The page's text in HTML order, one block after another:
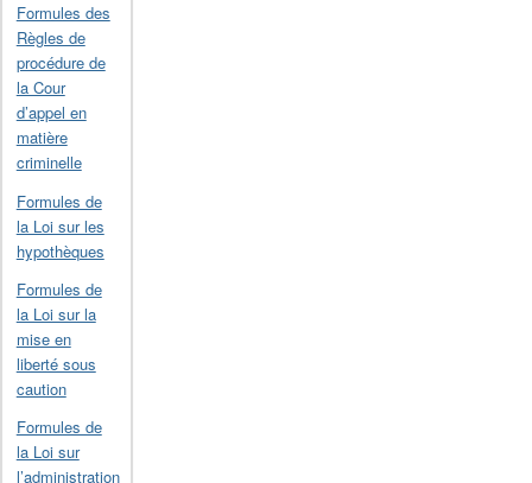
Formules des
Règles de
procédure de
la Cour
d’appel en
matière
criminelle
Formules de
la Loi sur les
hypothèques
Formules de
la Loi sur la
mise en
liberté sous
caution
Formules de
la Loi sur
l’administration